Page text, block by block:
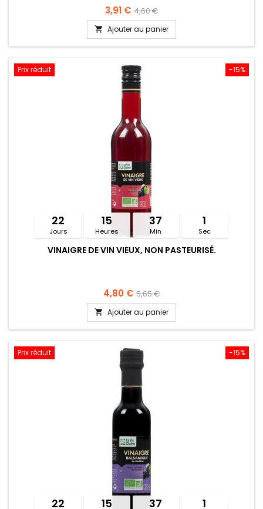
3,91 € 4,60 €
 Ajouter au panier
-15%
Prix réduit
22
Jours
15
Heures
37
Min
1
Sec
VINAIGRE DE VIN VIEUX, NON PASTEURISÉ.
4,80 € 5,65 €
 Ajouter au panier
-15%
Prix réduit
22 15 37 1